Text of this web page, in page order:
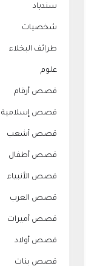
سندباد
شخصيات
طرائف البخلاء
علوم
قصص أرقام
قصص إسلامية
قصص أشعب
قصص أطفال
قصص الأنبياء
قصص العرب
قصص أميرات
قصص أولاد
قصص بنات